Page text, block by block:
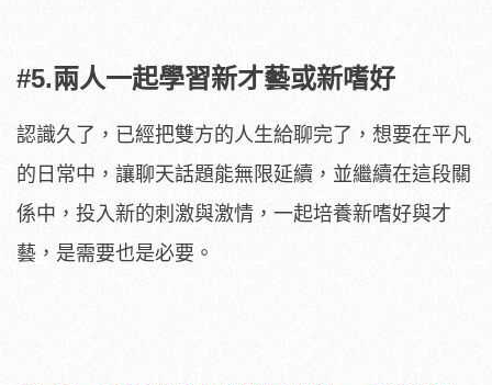
#5.兩人一起學習新才藝或新嗜好
認識久了，已經把雙方的人生給聊完了，想要在平凡
的日常中，讓聊天話題能無限延續，並繼續在這段關
係中，投入新的刺激與激情，一起培養新嗜好與才
藝，是需要也是必要。